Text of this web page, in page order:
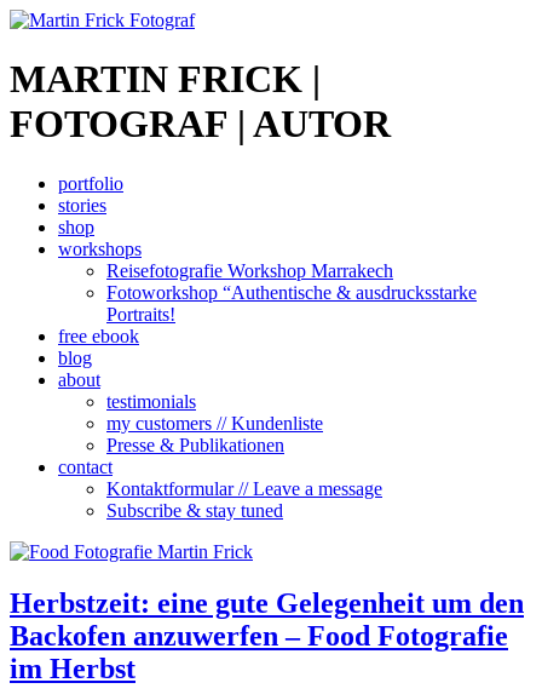
MARTIN FRICK |
FOTOGRAF | AUTOR
portfolio
stories
shop
workshops
Reisefotografie Workshop Marrakech
Fotoworkshop “Authentische & ausdrucksstarke
Portraits!
free ebook
blog
about
testimonials
my customers // Kundenliste
Presse & Publikationen
contact
Kontaktformular // Leave a message
Subscribe & stay tuned
Herbstzeit: eine gute Gelegenheit um den
Backofen anzuwerfen – Food Fotografie
im Herbst